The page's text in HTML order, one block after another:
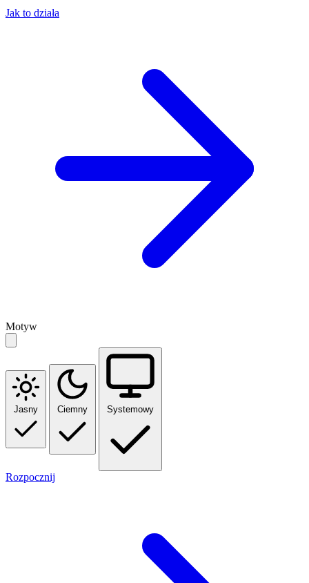
Jak to działa
Motyw
Jasny Ciemny Systemowy
Rozpocznij